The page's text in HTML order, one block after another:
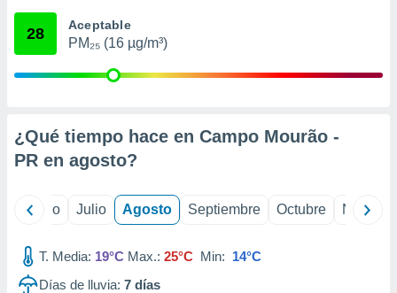
e
publicidad
1199
28 Aceptable
PM₂₅ (16 µg/m³)
¿Qué tiempo hace en Campo Mourão -
PR en agosto?
Junio Julio Agosto Septiembre Octubre
T. Media: 19°C Max.: 25°C Min: 14°C
Días de lluvia: 7 días